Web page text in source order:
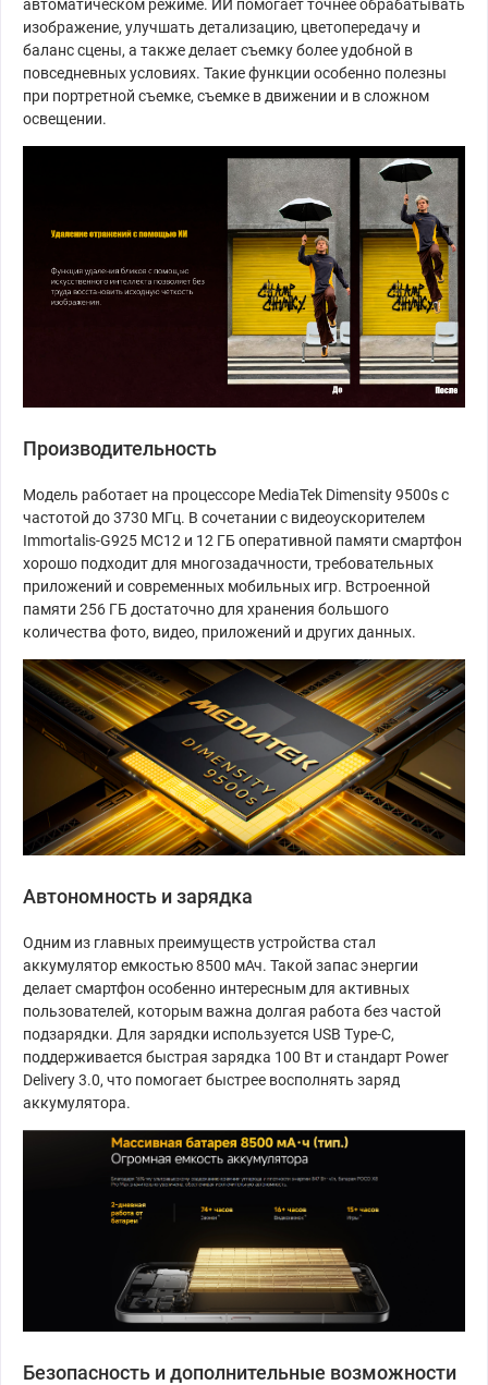
автоматическом режиме. ИИ помогает точнее обрабатывать
изображение, улучшать детализацию, цветопередачу и
баланс сцены, а также делает съемку более удобной в
повседневных условиях. Такие функции особенно полезны
при портретной съемке, съемке в движении и в сложном
освещении.
Производительность
Модель работает на процессоре MediaTek Dimensity 9500s с
частотой до 3730 МГц. В сочетании с видеоускорителем
Immortalis-G925 MC12 и 12 ГБ оперативной памяти смартфон
хорошо подходит для многозадачности, требовательных
приложений и современных мобильных игр. Встроенной
памяти 256 ГБ достаточно для хранения большого
количества фото, видео, приложений и других данных.
Автономность и зарядка
Одним из главных преимуществ устройства стал
аккумулятор емкостью 8500 мАч. Такой запас энергии
делает смартфон особенно интересным для активных
пользователей, которым важна долгая работа без частой
подзарядки. Для зарядки используется USB Type-C,
поддерживается быстрая зарядка 100 Вт и стандарт Power
Delivery 3.0, что помогает быстрее восполнять заряд
аккумулятора.
Безопасность и дополнительные возможности